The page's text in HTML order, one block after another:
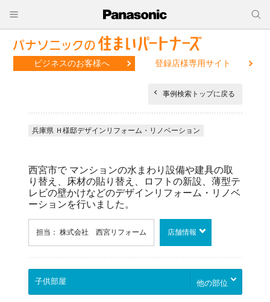
ビジネスのお客様へ 登録店様専用サイト
事例検索トップに戻る
兵庫県 Ｈ様邸デザインリフォーム・リノベーション
西宮市で マンションの水まわり設備や建具の取
り替え、床材の貼り替え、ロフトの新設、薄型テ
レビの壁かけなどのデザインリフォーム・リノベ
ーションを行いました。
担当： 株式会社 西宮リフォーム 店舗情報
他の部位